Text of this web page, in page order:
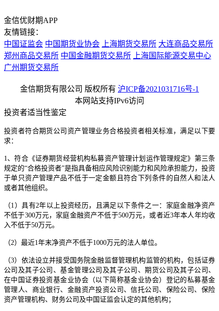
金信优财期APP
友情链接：
中国证监会 中国期货业协会 上海期货交易所 大连商品交易所
郑州商品交易所 中国金融期货交易所
上海国际能源交易中心
广州期货交易所
金信期货有限公司 版权所有 沪ICP备2021031716号-1
本网站支持IPv6访问
投资者适当性鉴定
投资者符合期货公司资产管理业务合格投资者相关标准，满足以下要
求：
1、符合《证券期货经营机构私募资产管理计划运作管理规定》第三条
规定的“合格投资者”是指具备相应风险识别能力和风险承担能力，投资
于单只资产管理产品不低于一定金额且符合下列条件的自然人和法人
或者其他组织。
（1）具有2年以上投资经历，且满足以下条件之一：家庭金融净资产
不低于300万元，家庭金融资产不低于500万元，或者近3年本人年均收
入不低于50万元。
（2）最近1年末净资产不低于1000万元的法人单位。
（3）依法设立并接受国务院金融监督管理机构监管的机构，包括证券
公司及其子公司、基金管理公司及其子公司、期货公司及其子公司、
在中国证券投资基金业协会（以下简称基金业协会）登记的私募基金
管理人、商业银行、金融资产投资公司、信托公司、保险公司、保险
资产管理机构、财务公司及中国证监会认定的其他机构；